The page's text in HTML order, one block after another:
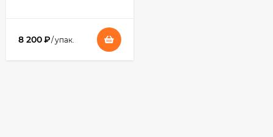
8 200₽/упак.